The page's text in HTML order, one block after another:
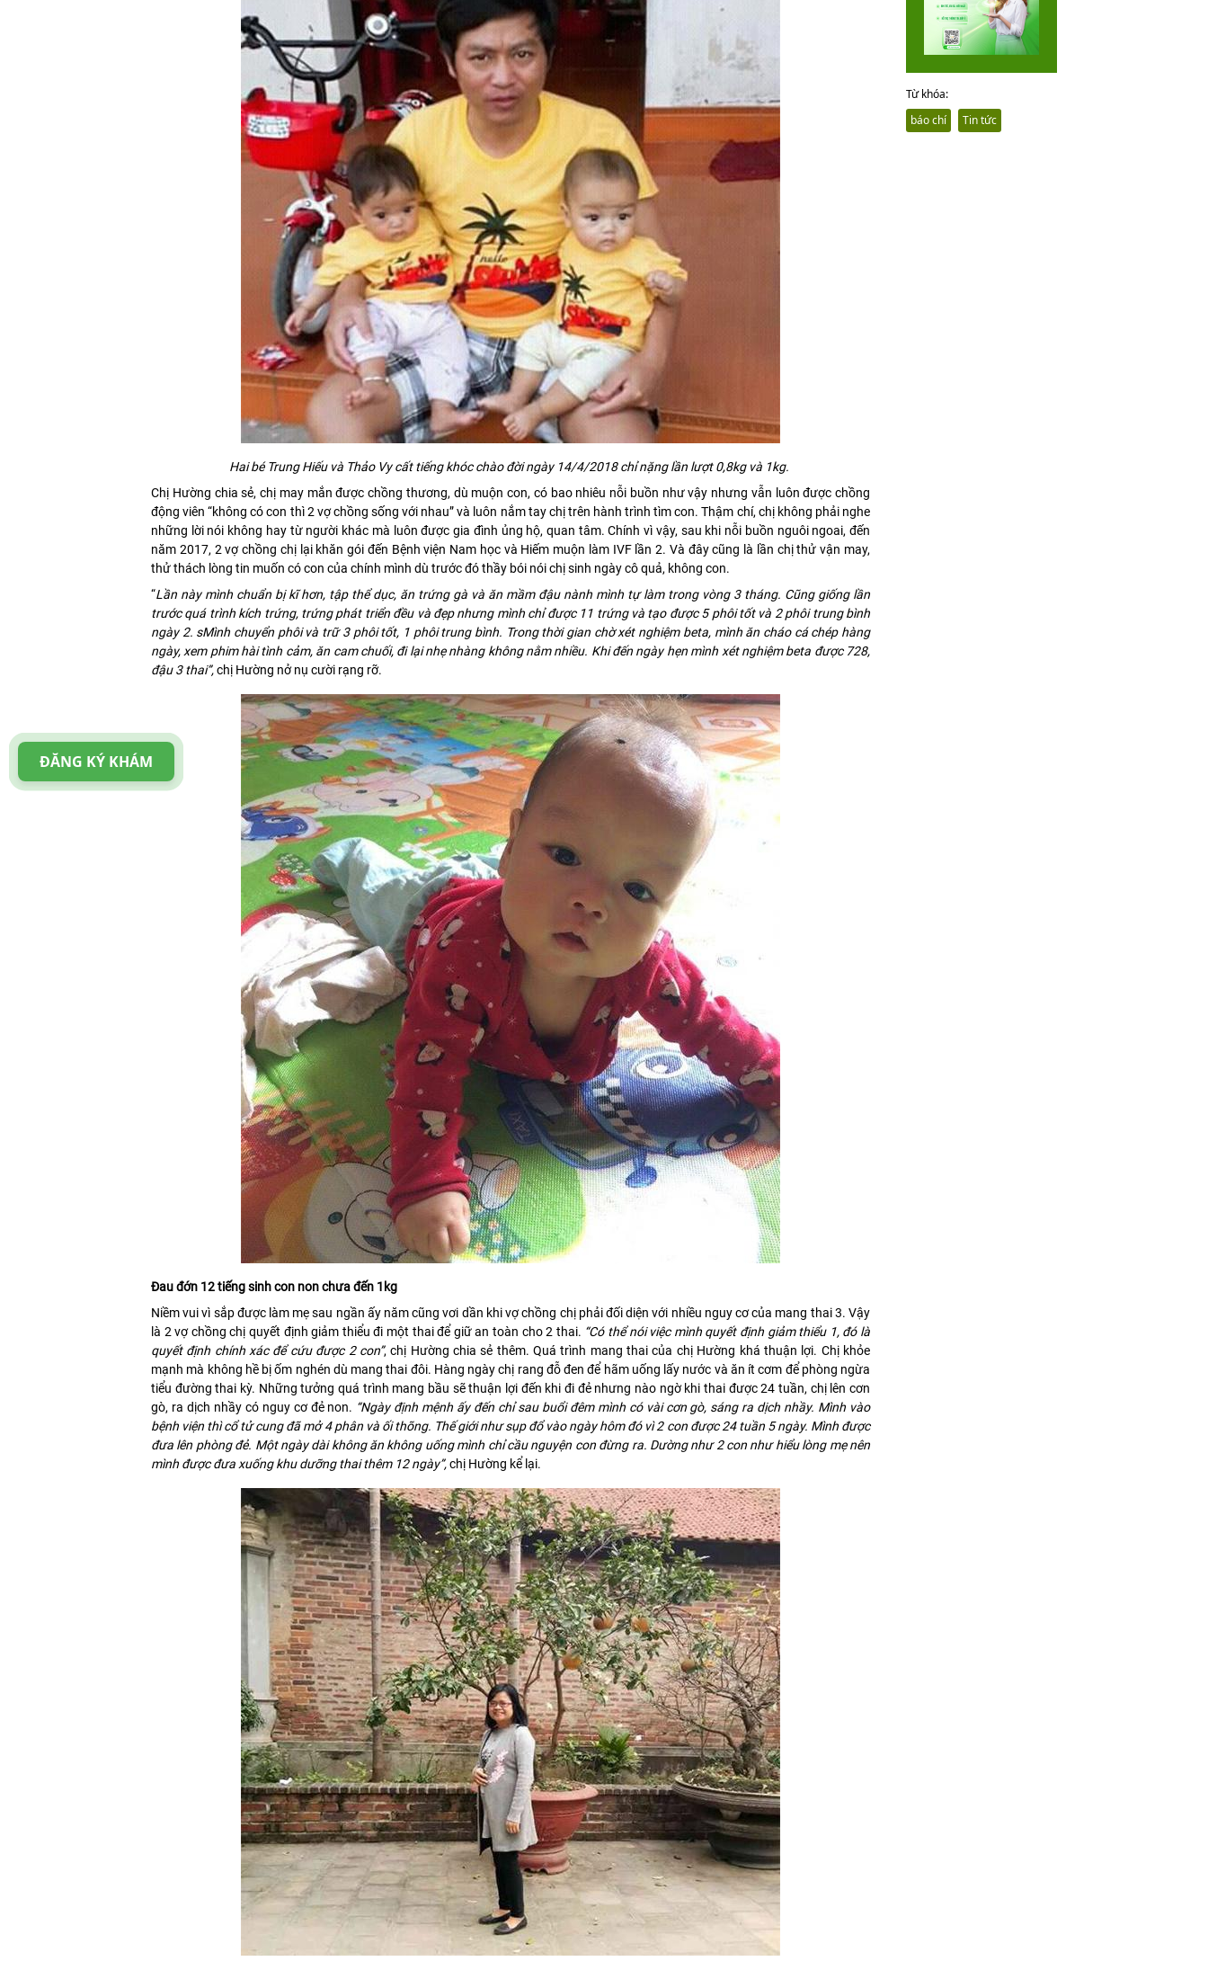
Hai bé Trung Hiếu và Thảo Vy cất tiếng khóc chào đời ngày 14/4/2018 chỉ nặng lần lượt 0,8kg và 1kg.
Chị Hường chia sẻ, chị may mắn được chồng thương, dù muộn con, có bao nhiêu nỗi buồn như vậy nhưng vẫn luôn được chồng
động viên “không có con thì 2 vợ chồng sống với nhau” và luôn nắm tay chị trên hành trình tìm con. Thậm chí, chị không phải nghe
những lời nói không hay từ người khác mà luôn được gia đình ủng hộ, quan tâm. Chính vì vậy, sau khi nỗi buồn nguôi ngoai, đến
năm 2017, 2 vợ chồng chị lại khăn gói đến Bệnh viện Nam học và Hiếm muộn làm IVF lần 2. Và đây cũng là lần chị thử vận may,
thử thách lòng tin muốn có con của chính mình dù trước đó thầy bói nói chị sinh ngày cô quả, không con.
“Lần này mình chuẩn bị kĩ hơn, tập thể dục, ăn trứng gà và ăn mầm đậu nành mình tự làm trong vòng 3 tháng. Cũng giống lần
trước quá trình kích trứng, trứng phát triển đều và đẹp nhưng mình chỉ được 11 trứng và tạo được 5 phôi tốt và 2 phôi trung bình
ngày 2. sMình chuyển phôi và trữ 3 phôi tốt, 1 phôi trung bình. Trong thời gian chờ xét nghiệm beta, mình ăn cháo cá chép hàng
ngày, xem phim hài tình cảm, ăn cam chuối, đi lại nhẹ nhàng không nằm nhiều. Khi đến ngày hẹn mình xét nghiệm beta được 728,
đậu 3 thai”,chị Hường nở nụ cười rạng rỡ.
Đau đớn 12 tiếng sinh con non chưa đến 1kg
Niềm vui vì sắp được làm mẹ sau ngần ấy năm cũng vơi dần khi vợ chồng chị phải đối diện với nhiều nguy cơ của mang thai 3. Vậy
là 2 vợ chồng chị quyết định giảm thiểu đi một thai để giữ an toàn cho 2 thai. “Có thể nói việc mình quyết định giảm thiểu 1, đó là
quyết định chính xác để cứu được 2 con”, chị Hường chia sẻ thêm. Quá trình mang thai của chị Hường khá thuận lợi. Chị khỏe
mạnh mà không hề bị ốm nghén dù mang thai đôi. Hàng ngày chị rang đỗ đen để hãm uống lấy nước và ăn ít cơm để phòng ngừa
tiểu đường thai kỳ. Những tưởng quá trình mang bầu sẽ thuận lợi đến khi đi đẻ nhưng nào ngờ khi thai được 24 tuần, chị lên cơn
gò, ra dịch nhầy có nguy cơ đẻ non. “Ngày định mệnh ấy đến chỉ sau buổi đêm mình có vài cơn gò, sáng ra dịch nhầy. Mình vào
bệnh viện thì cổ tử cung đã mở 4 phân và ối thõng. Thế giới như sụp đổ vào ngày hôm đó vì 2 con được 24 tuần 5 ngày. Mình được
đưa lên phòng đẻ. Một ngày dài không ăn không uống mình chỉ cầu nguyện con đừng ra. Dường như 2 con như hiểu lòng mẹ nên
mình được đưa xuống khu dưỡng thai thêm 12 ngày”,chị Hường kể lại.
Từ khóa:
báo chí
Tin tức
ĐĂNG KÝ KHÁM